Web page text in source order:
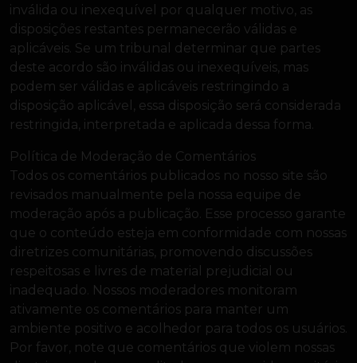
inválida ou inexequível por qualquer motivo, as
disposições restantes permanecerão válidas e
aplicáveis. Se um tribunal determinar que partes
deste acordo são inválidas ou inexequíveis, mas
podem ser válidas e aplicáveis restringindo a
disposição aplicável, essa disposição será considerada
restringida, interpretada e aplicada dessa forma.
Política de Moderação de Comentários
Todos os comentários publicados no nosso site são
revisados manualmente pela nossa equipe de
moderação após a publicação. Esse processo garante
que o conteúdo esteja em conformidade com nossas
diretrizes comunitárias, promovendo discussões
respeitosas e livres de material prejudicial ou
inadequado. Nossos moderadores monitoram
ativamente os comentários para manter um
ambiente positivo e acolhedor para todos os usuários.
Por favor, note que comentários que violem nossas